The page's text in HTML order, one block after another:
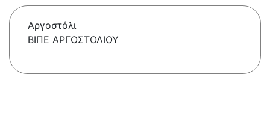
Αργοστόλι
ΒΙΠΕ ΑΡΓΟΣΤΟΛΙΟΥ